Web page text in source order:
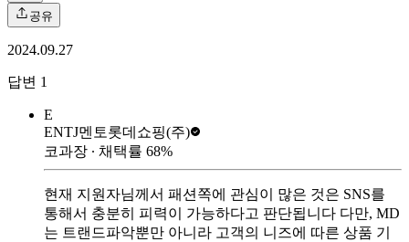
공유
2024.09.27
답변 1
E
ENTJ멘토롯데쇼핑(주)
코과장 ∙ 채택률 68%
현재 지원자님께서 패션쪽에 관심이 많은 것은 SNS를
통해서 충분히 피력이 가능하다고 판단됩니다 다만, MD
는 트랜드파악뿐만 아니라 고객의 니즈에 따른 상품 기